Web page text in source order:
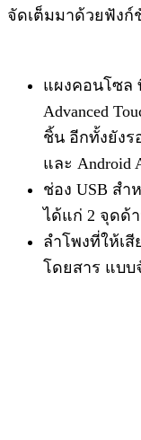
จัดเต็มมาด้วยฟังก์
แผงคอนโซล
Advanced
ชิ้น อีกทั้งยังร
และ Android
ช่อง USB ส
ได้แก่ 2 จุดด้
ลำโพงที่ให้เ
โดยสาร แบบ